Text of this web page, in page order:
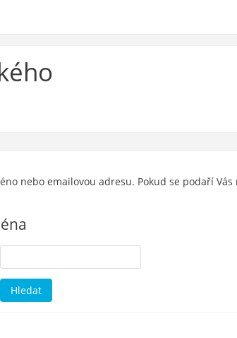
nebo emailovou adresu. Pokud se podaří